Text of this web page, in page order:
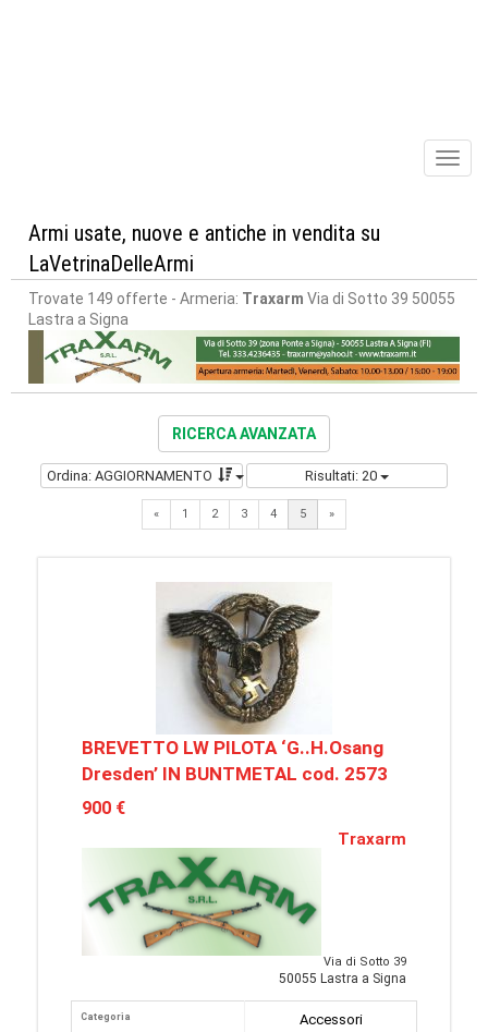
Armi usate, nuove e antiche in vendita su
LaVetrinaDelleArmi
Trovate 149 offerte - Armeria: Traxarm Via di Sotto 39 50055
Lastra a Signa
RICERCA AVANZATA
Ordina: AGGIORNAMENTO Risultati: 20
«Previous
1 2 3 4 5 »Next
BREVETTO LW PILOTA ‘G..H.Osang
Dresden’ IN BUNTMETAL cod. 2573
900 €
Traxarm
Via di Sotto 39
50055 Lastra a Signa
Categoria
Accessori